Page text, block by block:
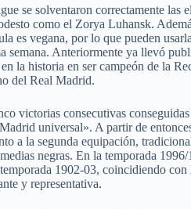
se solventaron correctamente las
como el Zorya Luhansk.
es vegana, por lo que pueden
semana. Anteriormente ya llevó
la historia en ser campeón de la
del Real Madrid.
victorias consecutivas
universal». A partir de
a la segunda equipación,
negras. En la temporada
1902-03, coincidiendo
y representativa.